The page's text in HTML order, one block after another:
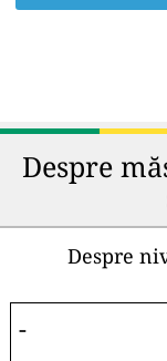
Despre
Despre
-